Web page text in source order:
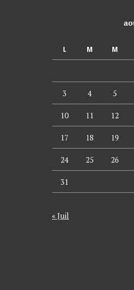
L M M
3 4 5
10 11 12
17 18 19
24 25 26
31
« Juil